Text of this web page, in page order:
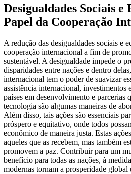
Desigualdades Sociais e
Papel da Cooperação
A redução das desigualdades sociais e
cooperação internacional a fim de
sustentável. A desigualdade impede o
disparidades entre nações e dentro
internacional tem o poder de suavizar
assistência internacional, investimentos
países em desenvolvimento e parcerias
tecnologia são algumas maneiras de
Além disso, tais ações são essenciais
próspero e equitativo, onde todos
econômico de maneira justa. Estas
aqueles que as recebem, mas também
promovem a paz. Contribuir para um
benefício para todas as nações, à
modernas tornam a prosperidade